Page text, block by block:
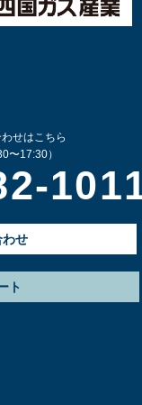
せはこちら
〜17:30）
わせ
ト